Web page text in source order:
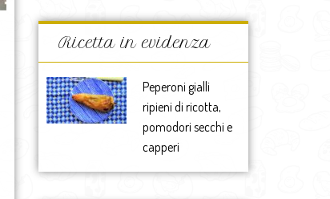
Ricetta in evidenza
Peperoni gialli
ripieni di ricotta,
pomodori secchi e
capperi